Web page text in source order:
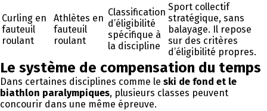
Curling en
fauteuil
roulant
Athlètes en
fauteuil
roulant
Classification
d’éligibilité
spécifique à
la discipline
Sport collectif
stratégique, sans
balayage. Il repose
sur des critères
d’éligibilité propres.
Le système de compensation du temps
Dans certaines disciplines comme le ski de fond et le
biathlon paralympiques, plusieurs classes peuvent
concourir dans une même épreuve.